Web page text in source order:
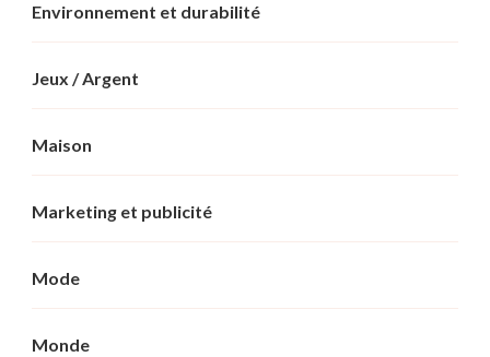
Environnement et durabilité
Jeux / Argent
Maison
Marketing et publicité
Mode
Monde